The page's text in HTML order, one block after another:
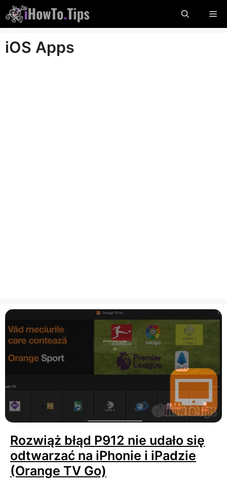
Przejdź
do
treści
iOS Apps
Rozwiąż błąd P912 nie udało się
odtwarzać na iPhonie i iPadzie
(Orange TV Go)